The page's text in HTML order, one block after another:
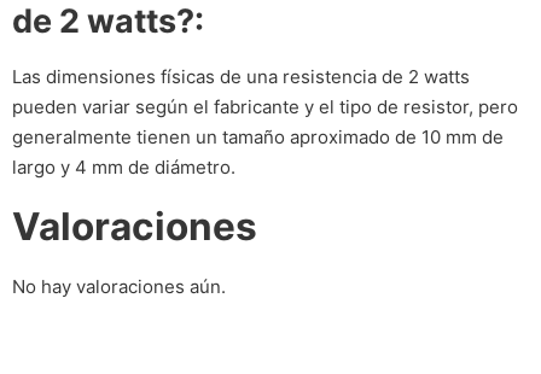
de 2 watts?:
Las dimensiones físicas de una resistencia de 2 watts
pueden variar según el fabricante y el tipo de resistor, pero
generalmente tienen un tamaño aproximado de 10 mm de
largo y 4 mm de diámetro.
Valoraciones
No hay valoraciones aún.